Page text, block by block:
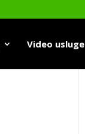
Video usluge